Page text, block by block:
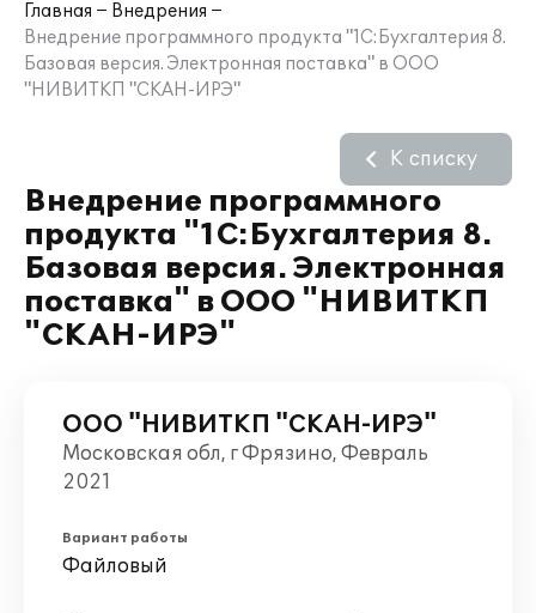
Главная
Внедрения
Внедрение программного продукта "1С:Бухгалтерия 8.
Базовая версия. Электронная поставка" в ООО
"НИВИТКП "СКАН-ИРЭ"
Внедрение программного
продукта "1С:Бухгалтерия 8.
Базовая версия. Электронная
поставка" в ООО "НИВИТКП
"СКАН-ИРЭ"
К списку
ООО "НИВИТКП "СКАН-ИРЭ"
Московская обл, г Фрязино, Февраль
2021
Вариант работы
Файловый